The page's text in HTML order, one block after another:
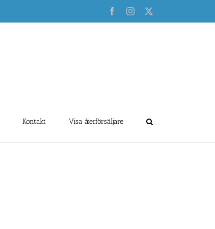
FacebookInstagram
Kontakt Visa återförsäljare